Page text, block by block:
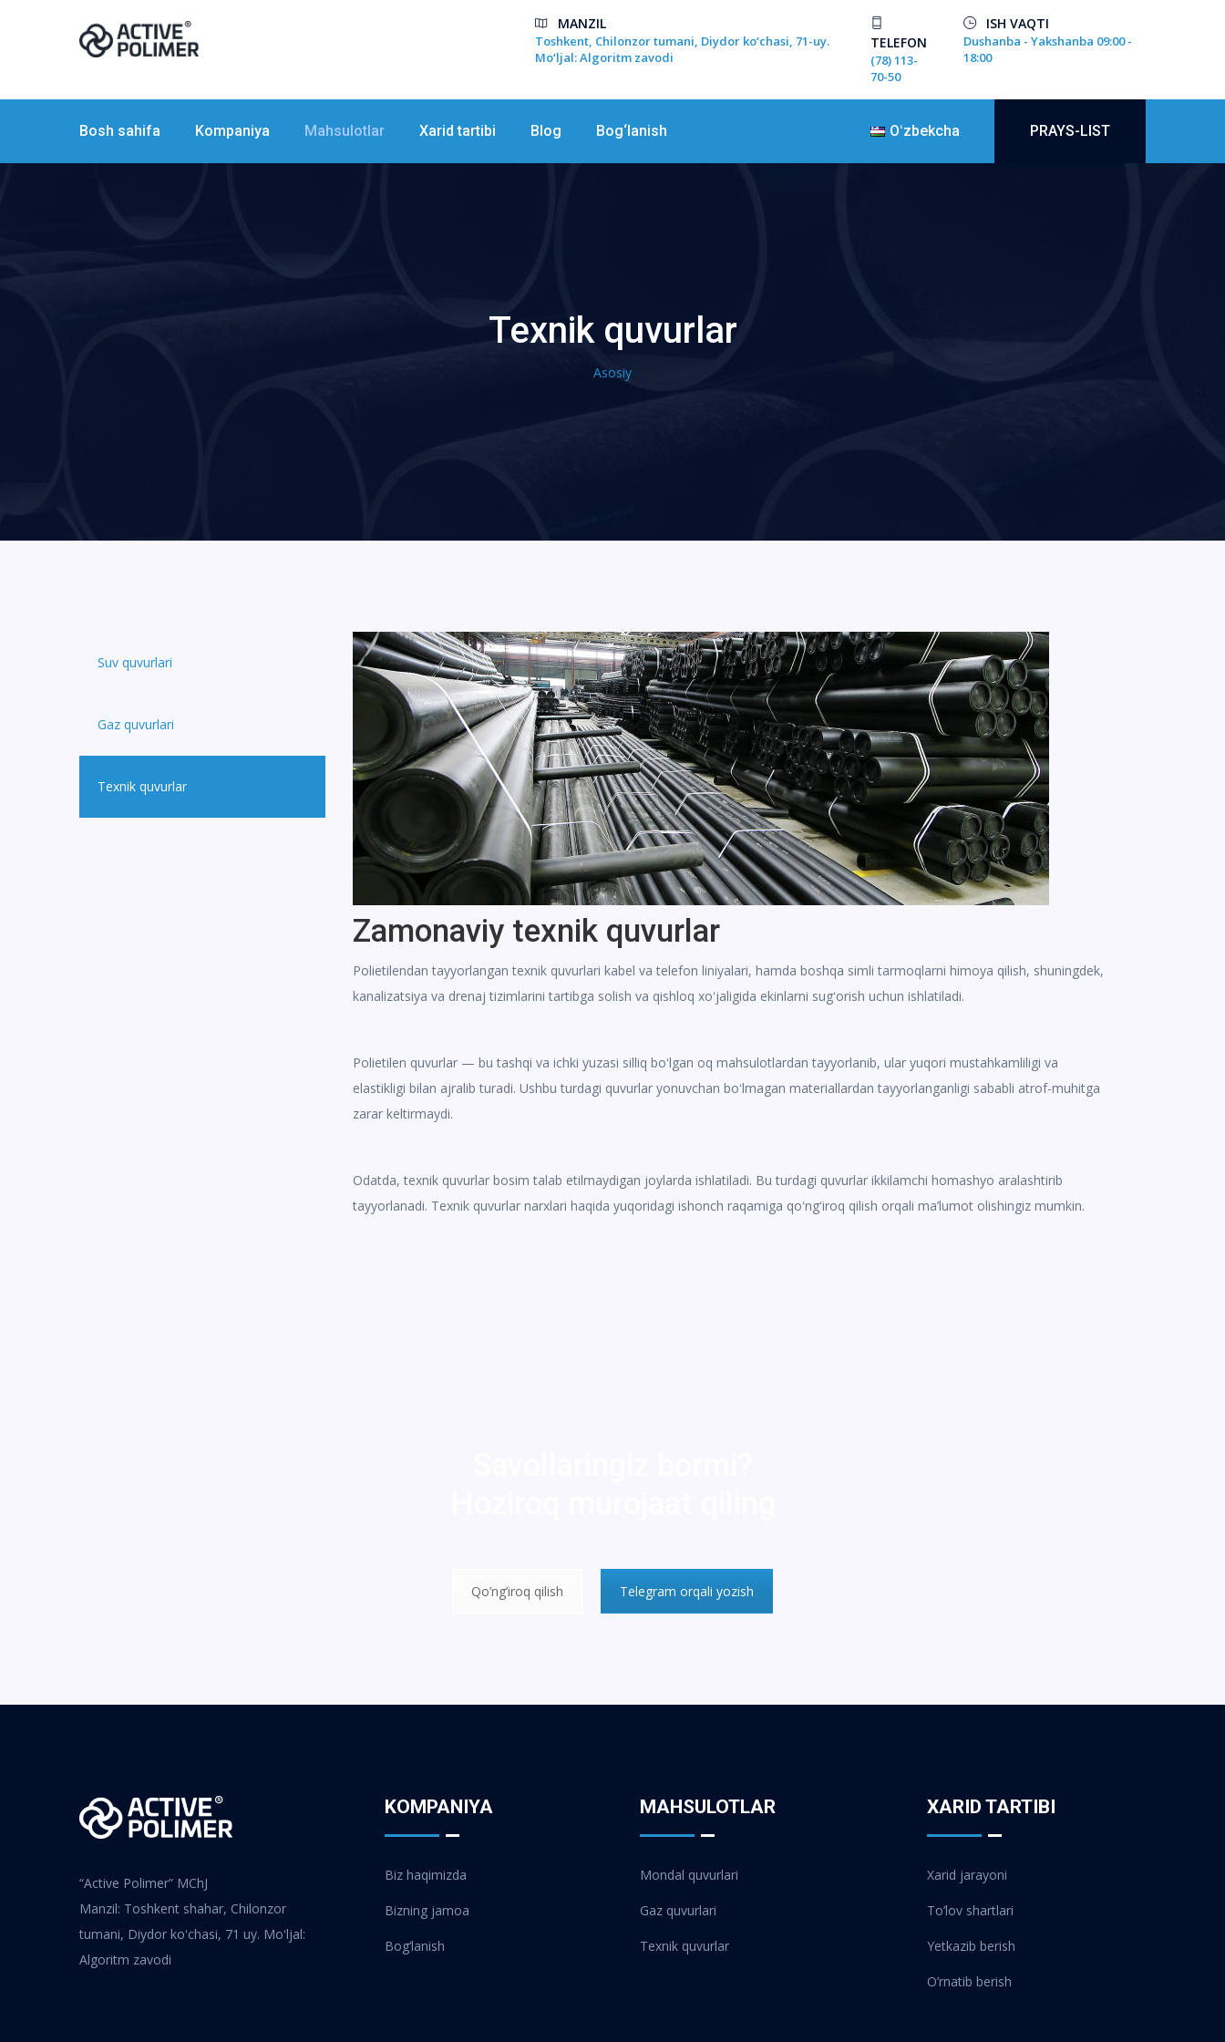
MANZIL
Toshkent, Chilonzor tumani, Diydor ko‘chasi, 71-uy.
Mo‘ljal: Algoritm zavodi
TELEFON
(78) 113-
70-50
ISH VAQTI
Dushanba - Yakshanba 09:00 -
18:00
Bosh sahifa Kompaniya Mahsulotlar Xarid tartibi Blog Bog‘lanish Oʻzbekcha PRAYS-LIST
Texnik quvurlar
Asosiy
Suv quvurlari
Gaz quvurlari
Texnik quvurlar
Zamonaviy texnik quvurlar
Polietilendan tayyorlangan texnik quvurlari kabel va telefon liniyalari, hamda boshqa simli tarmoqlarni himoya qilish, shuningdek,
kanalizatsiya va drenaj tizimlarini tartibga solish va qishloq xoʻjaligida ekinlarni sugʻorish uchun ishlatiladi.
Polietilen quvurlar — bu tashqi va ichki yuzasi silliq boʻlgan oq mahsulotlardan tayyorlanib, ular yuqori mustahkamliligi va
elastikligi bilan ajralib turadi. Ushbu turdagi quvurlar yonuvchan boʻlmagan materiallardan tayyorlanganligi sababli atrof-muhitga
zarar keltirmaydi.
Odatda, texnik quvurlar bosim talab etilmaydigan joylarda ishlatiladi. Bu turdagi quvurlar ikkilamchi homashyo aralashtirib
tayyorlanadi. Texnik quvurlar narxlari haqida yuqoridagi ishonch raqamiga qoʻngʻiroq qilish orqali ma’lumot olishingiz mumkin.
Qo’ng’iroq qilish Telegram orqali yozish
“Active Polimer” MChJ
Manzil: Toshkent shahar, Chilonzor
tumani, Diydor koʻchasi, 71 uy. Moʻljal:
Algoritm zavodi
KOMPANIYA
Biz haqimizda
Bizning jamoa
Bog‘lanish
MAHSULOTLAR
Mondal quvurlari
Gaz quvurlari
Texnik quvurlar
XARID TARTIBI
Xarid jarayoni
To’lov shartlari
Yetkazib berish
O’rnatib berish